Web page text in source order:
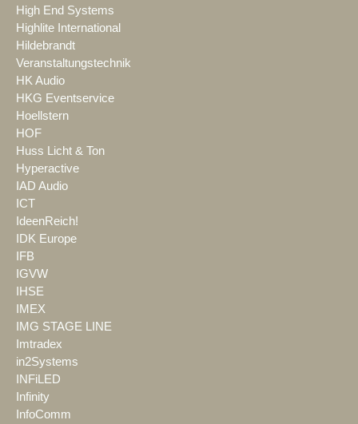
High End Systems
Highlite International
Hildebrandt
Veranstaltungstechnik
HK Audio
HKG Eventservice
Hoellstern
HOF
Huss Licht & Ton
Hyperactive
IAD Audio
ICT
IdeenReich!
IDK Europe
IFB
IGVW
IHSE
IMEX
IMG STAGE LINE
Imtradex
in2Systems
INFiLED
Infinity
InfoComm